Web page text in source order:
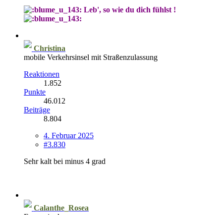
Leb', so wie du dich fühlst !
Christina
mobile Verkehrsinsel mit Straßenzulassung
Reaktionen
1.852
Punkte
46.012
Beiträge
8.804
4. Februar 2025
#3.830
Sehr kalt bei minus 4 grad
Calanthe_Rosea